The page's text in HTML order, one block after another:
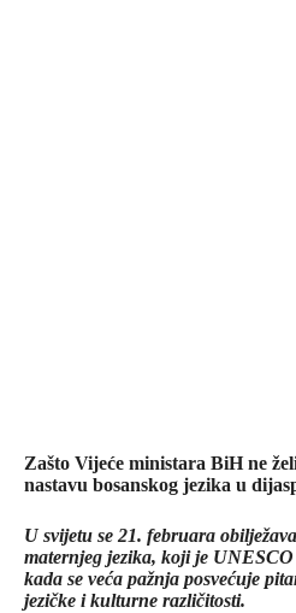
Zašto Vijeće ministara BiH ne
nastavu bosanskog jezika u
U svijetu se 21. februara
maternjeg jezika, koji je
kada se veća pažnja posvećuje
jezičke i kulturne različitosti.